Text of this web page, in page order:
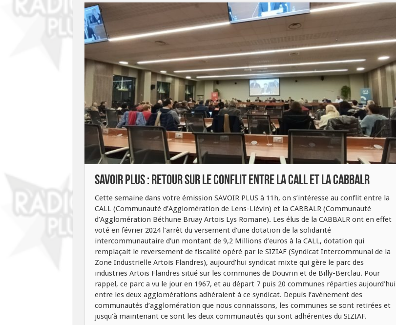
SAVOIR PLUS : RETOUR SUR LE CONFLIT ENTRE LA CALL ET LA CABBALR
Cette semaine dans votre émission SAVOIR PLUS à 11h, on s’intéresse au conflit entre la
CALL (Communauté d’Agglomération de Lens-Liévin) et la CABBALR (Communauté
d’Agglomération Béthune Bruay Artois Lys Romane). Les élus de la CABBALR ont en effet
voté en février 2024 l’arrêt du versement d’une dotation de la solidarité
intercommunautaire d’un montant de 9,2 Millions d’euros à la CALL, dotation qui
remplaçait le reversement de fiscalité opéré par le SIZIAF (Syndicat Intercommunal de la
Zone Industrielle Artois Flandres), aujourd’hui syndicat mixte qui gère le parc des
industries Artois Flandres situé sur les communes de Douvrin et de Billy-Berclau. Pour
rappel, ce parc a vu le jour en 1967, et au départ 7 puis 20 communes réparties aujourd’hui
entre les deux agglomérations adhéraient à ce syndicat. Depuis l’avènement des
communautés d’agglomération que nous connaissons, les communes se sont retirées et
jusqu’à maintenant ce sont les deux communautés qui sont adhérentes du SIZIAF.